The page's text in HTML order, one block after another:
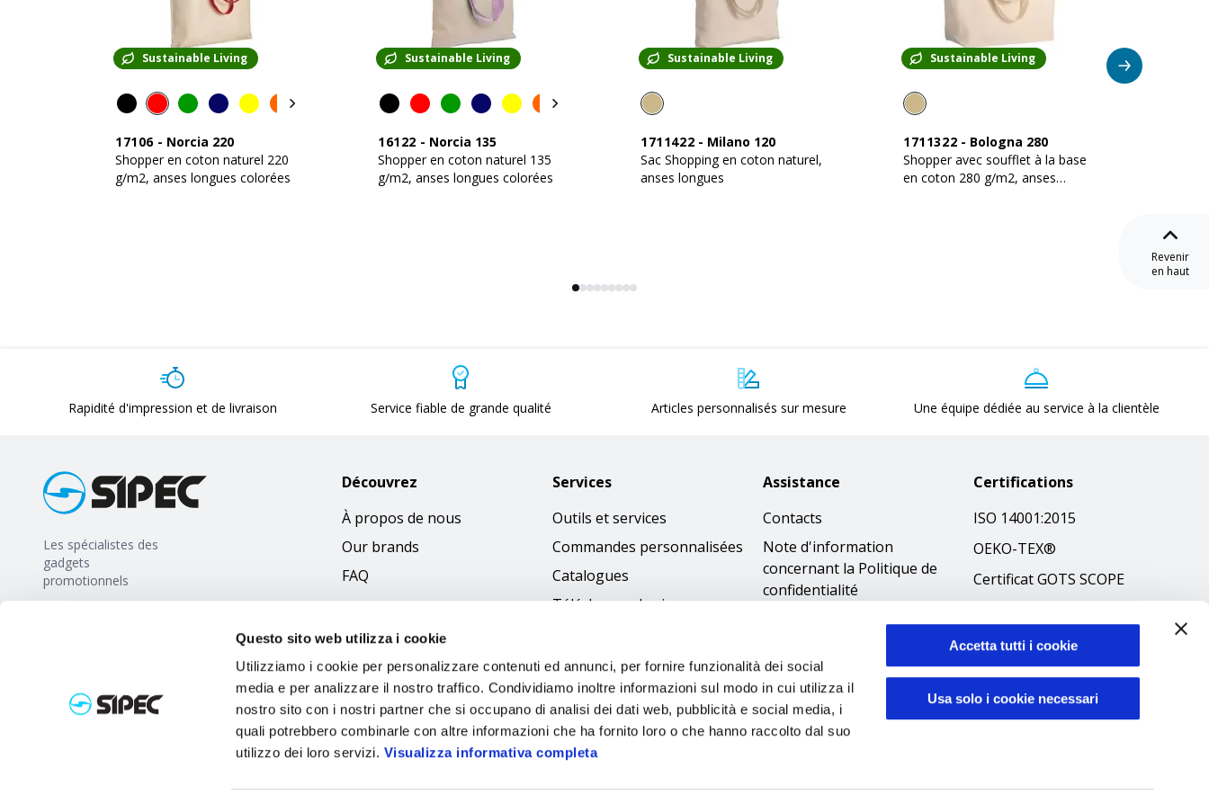
Questo sito web utilizza i cookie
Utilizziamo i cookie per personalizzare contenuti ed annunci, per fornire funzionalità dei social
media e per analizzare il nostro traffico. Condividiamo inoltre informazioni sul modo in cui utilizza il
nostro sito con i nostri partner che si occupano di analisi dei dati web, pubblicità e social media, i
quali potrebbero combinarle con altre informazioni che ha fornito loro o che hanno raccolto dal suo
utilizzo dei loro servizi. Visualizza informativa completa
Accetta tutti i cookie
Usa solo i cookie necessari
Sustainable Living
17106 - Norcia 220
Shopper en coton naturel 220
g/m2, anses longues colorées
Sustainable Living
16122 - Norcia 135
Shopper en coton naturel 135
g/m2, anses longues colorées
Sustainable Living
1711422 - Milano 120
Sac Shopping en coton naturel,
anses longues
Sustainable Living
1711322 - Bologna 280
Shopper avec soufflet à la base
en coton 280 g/m2, anses
Revenir
en haut
Rapidité d'impression et de livraison Service fiable de grande qualité Articles personnalisés sur mesure Une équipe dédiée au service à la clientèle
Les spécialistes des
gadgets
promotionnels
Découvrez
À propos de nous
Our brands
FAQ
Services
Outils et services
Commandes personnalisées
Catalogues
Télécharger les images
Assistance
Contacts
Note d'information
concernant la Politique de
confidentialité
cookies
Accessibilità
Code éthique
Certifications
ISO 14001:2015
OEKO-TEX®
Certificat GOTS SCOPE
Politique
environnementale
Sécurité des produits